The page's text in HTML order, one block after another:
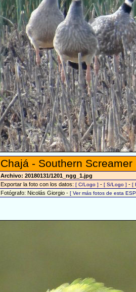
Chajá - Southern
Archivo: 20180131/1201_ngg_1.jpg
Exportar la foto con los datos: [ C/Logo ] - [ S/Logo ] - [
Fotógrafo: Nicolás Giorgio - [ Ver más fotos de esta